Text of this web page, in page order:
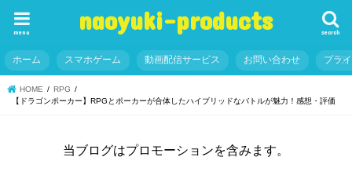
naoyuki-products search
menu
ホーム スマホゲーム 動画配信サービス お問い合わせ プラ
HOME
RPG
【ドラゴンポーカー】RPGとポーカーが合体したハイブリッドなバトルが魅力！感想・評価
当ブログはプロモーションを含みます。